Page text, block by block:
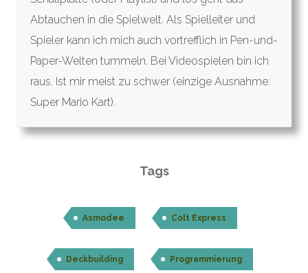
Abtauchen in die Spielwelt. Als Spielleiter und
Spieler kann ich mich auch vortrefflich in Pen-und-
Paper-Welten tummeln. Bei Videospielen bin ich
raus. Ist mir meist zu schwer (einzige Ausnahme:
Super Mario Kart).
Tags
Asmodee Colt Express
Deckbuilding Programmierung